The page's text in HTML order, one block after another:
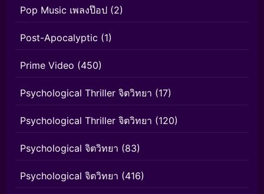
Pop Music เพลงป๊อป (2)
Post-Apocalyptic (1)
Prime Video (450)
Psychological Thriller จิตวิทยา (17)
Psychological Thriller จิตวิทยา (120)
Psychological จิตวิทยา (83)
Psychological จิตวิทยา (416)